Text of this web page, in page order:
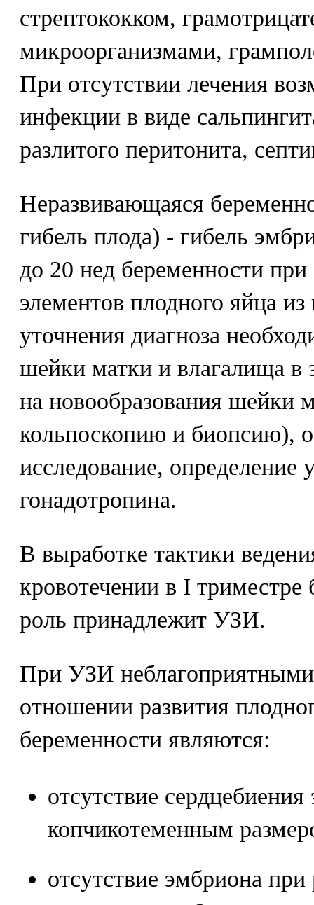
стрептококком,
микроорганизмами,
При отсутствии лечения
инфекции в виде
разлитого перитонита,
Неразвивающаяся
гибель плода) - гибель
до 20 нед беременности при
элементов плодного яйца
уточнения диагноза
шейки матки и влагалища в
на новообразования шейки
кольпоскопию и биопсию),
исследование, определение
гонадотропина.
В выработке тактики
кровотечении в I
роль принадлежит УЗИ.
При УЗИ
отношении развития
беременности являются:
отсутствие
копчикотеменным
отсутствие эмбриона